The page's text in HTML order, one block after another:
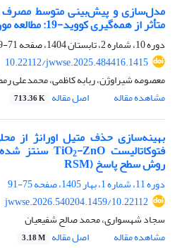
مدل‌سازی و پیش‌بینی متوسط
متأثر از همه‌گیری کووید-19: مطالعه موردی استان مازندران
دوره 10، شماره 2، تابستان 1404، صفحه
71-79
10.22112/jwwse.2025.484416.1415
معصومه شیراوژن، ربابه کاظمی، محمدعلی
مشاهده مقاله
اصل مقاله 713.36 K
بهینهسازی حذف متیل اورانژ از
فتوکاتالیست TiO2-ZnO سنتز
روش سطح پاسخ(
RSM
دوره 11، شماره 1، بهار 1405، صفحه
75-91
10.22112/jwwse.2026.540204.1459
سجاد شهسواری، محمد صالح شفیعیان
مشاهده مقاله
اصل مقاله 3.18 M